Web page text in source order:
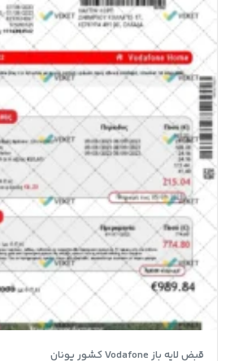
قبض لایه باز Vodafone کشور یونان